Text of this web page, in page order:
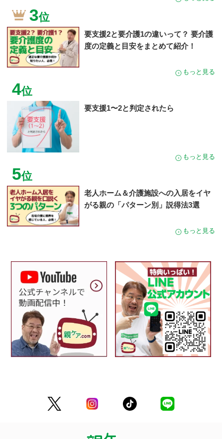
3位
要支援2と要介護1の違いって？ 要介護
度の定義と目安をまとめて紹介！
もっと見る
4位
要支援1〜2と判定されたら
もっと見る
5位
老人ホーム＆介護施設への入居をイヤ
がる親の「パターン別」説得法3選
もっと見る